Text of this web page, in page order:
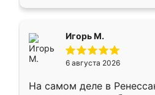
Игорь М.
6 августа 2026
На самом деле в